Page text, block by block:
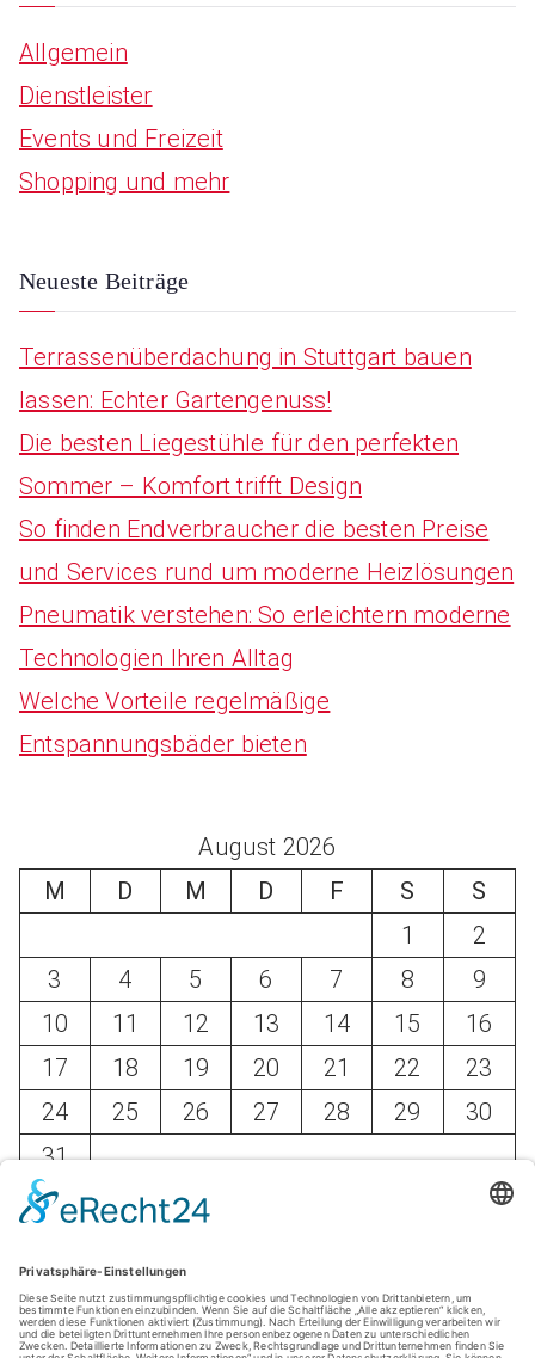
r
Allgemein
Dienstleister
Events und Freizeit
Shopping und mehr
Neueste Beiträge
Terrassenüberdachung in Stuttgart bauen
lassen: Echter Gartengenuss!
Die besten Liegestühle für den perfekten
Sommer – Komfort trifft Design
So finden Endverbraucher die besten Preise
und Services rund um moderne Heizlösungen
Pneumatik verstehen: So erleichtern moderne
Technologien Ihren Alltag
Welche Vorteile regelmäßige
Entspannungsbäder bieten
August 2026
M
D M D F S
S
1
2
3
4 5 6 7 8
9
10
11 12 13 14 15
16
17
18 19 20 21 22
23
24
25 26 27 28 29
30
31